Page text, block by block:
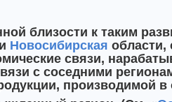
близости к таким
и Новосибирская
связи,
с соседними
производимой в